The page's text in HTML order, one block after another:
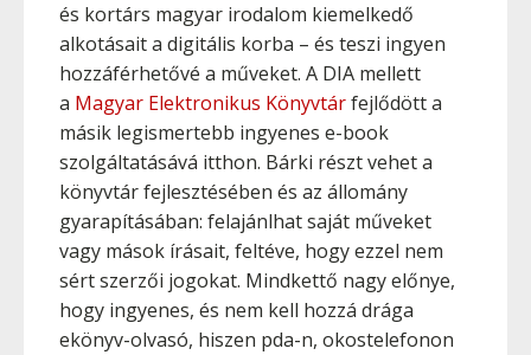
és kortárs magyar irodalom kiemelkedő
alkotásait a digitális korba – és teszi ingyen
hozzáférhetővé a műveket. A DIA mellett
a Magyar Elektronikus Könyvtárfejlődött a
másik legismertebb ingyenes e-book
szolgáltatásává itthon. Bárki részt vehet a
könyvtár fejlesztésében és az állomány
gyarapításában: felajánlhat saját műveket
vagy mások írásait, feltéve, hogy ezzel nem
sért szerzői jogokat. Mindkettő nagy előnye,
hogy ingyenes, és nem kell hozzá drága
ekönyv-olvasó, hiszen pda-n, okostelefonon